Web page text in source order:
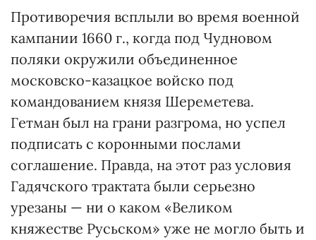
Противоречия всплыли во время военной
кампании 1660 г., когда под Чудновом
поляки окружили объединенное
московско-казацкое войско под
командованием князя Шереметева.
Гетман был на грани разгрома, но успел
подписать с коронными послами
соглашение. Правда, на этот раз условия
Гадячского трактата были серьезно
урезаны — ни о каком «Великом
княжестве Русьском» уже не могло быть и